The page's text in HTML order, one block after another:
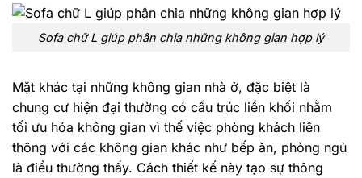
Sofa chữ L giúp phân chia những không gian hợp lý
Mặt khác tại những không gian nhà ở, đặc biệt là
chung cư hiện đại thường có cấu trúc liền khối nhằm
tối ưu hóa không gian vì thế việc phòng khách liên
thông với các không gian khác như bếp ăn, phòng ngủ
là điều thường thấy. Cách thiết kế này tạo sự thông